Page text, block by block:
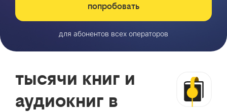
попробовать
для абонентов всех операторов
тысячи книг и
аудиокниг в